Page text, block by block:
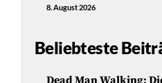
8. August 2026
Beliebteste
Dead Man Walking: